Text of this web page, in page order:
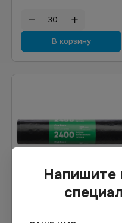
В корзину
Напишите